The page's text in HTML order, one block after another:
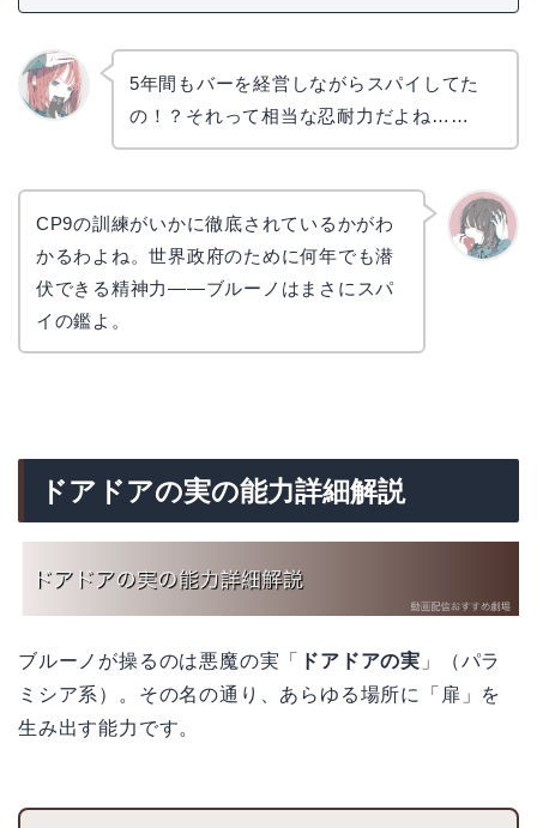
5年間もバーを経営しながらスパイしてた
の！？それって相当な忍耐力だよね……
CP9の訓練がいかに徹底されているかがわ
かるわよね。世界政府のために何年でも潜
伏できる精神力――ブルーノはまさにスパ
イの鑑よ。
ドアドアの実の能力詳細解説
ブルーノが操るのは悪魔の実「 ドアドアの実 」（パラ
ミシア系）。その名の通り、あらゆる場所に「扉」を
生み出す能力です。